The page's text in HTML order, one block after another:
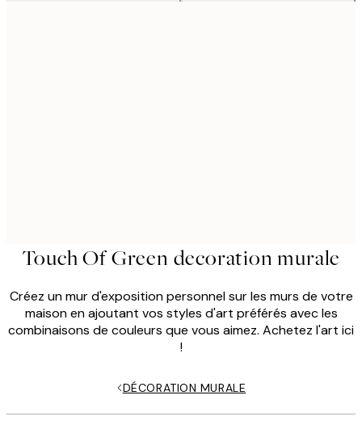
Touch Of Green decoration murale
Créez un mur d'exposition personnel sur les murs de votre
maison en ajoutant vos styles d'art préférés avec les
combinaisons de couleurs que vous aimez. Achetez l'art ici
!
DÉCORATION MURALE